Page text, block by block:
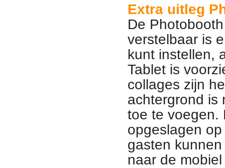
Extra uitleg
De
verstelbaar is
kunt instellen,
Tablet is
collages zijn
achtergrond is
toe te voegen.
opgeslagen
gasten
naar de